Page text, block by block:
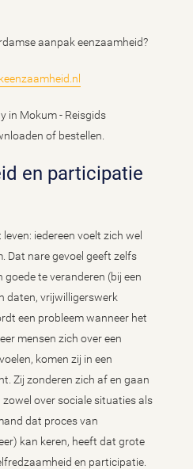
aanpak eenzaamheid?
in Mokum - Reisgids
of bestellen.
iedereen voelt zich wel
Dat nare gevoel geeft zelfs
te veranderen (bij een
daten, vrijwilligerswerk
een probleem wanneer het
mensen zich over een
komen zij in een
Zij zonderen zich af en gaan
over sociale situaties als
dat proces van
kan keren, heeft dat grote
en participatie.